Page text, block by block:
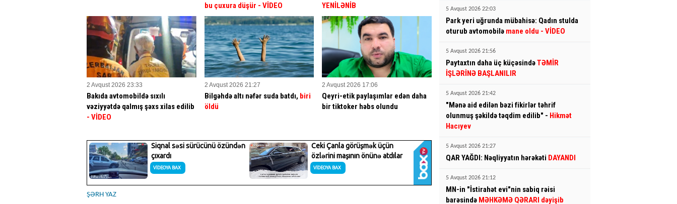
bu çuxura düşür - VİDEO
YENİLƏNİB
2 Avqust 2026 23:33
Bakıda avtomobildə sıxılı
vəziyyətdə qalmış şəxs xilas edilib
- VİDEO
2 Avqust 2026 21:27
Bilgəhdə altı nəfər suda batdı, biri
öldü
2 Avqust 2026 17:06
Qeyri-etik paylaşımlar edən daha
bir tiktoker həbs olundu
ŞƏRH YAZ
5 Avqust 2026 22:03
Park yeri uğrunda mübahisə: Qadın stulda
oturub avtomobilə mane oldu - VİDEO
5 Avqust 2026 21:56
Paytaxtın daha üç küçəsindəTƏMİR
İŞLƏRİNƏ BAŞLANILIR
5 Avqust 2026 21:42
"Mənə aid edilən bəzi fikirlər təhrif
olunmuş şəkildə təqdim edilib" - Hikmət
Hacıyev
5 Avqust 2026 21:27
QAR YAĞDI: Nəqliyyatın hərəkəti DAYANDI
5 Avqust 2026 21:12
MN-in "İstirahət evi"nin sabiq rəisi
barəsində MƏHKƏMƏ QƏRARI dəyişib